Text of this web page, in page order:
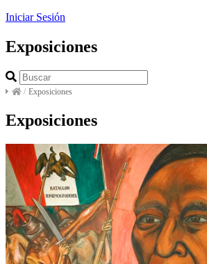
Iniciar Sesión
Exposiciones
/ Exposiciones
Exposiciones